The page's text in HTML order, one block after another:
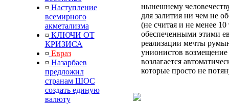
¤ Наступление
всемирного
акметализма
¤ КЛЮЧИ ОТ
КРИЗИСА
¤ Евраз
¤ Назарбаев
предложил
странам ШОС
создать единую
валюту
нынешнему
для залития ни чем не
(не считая и не менее
обеспеченными этими
реализации мечты
унионистов возмещение
возлагается
которые просто не